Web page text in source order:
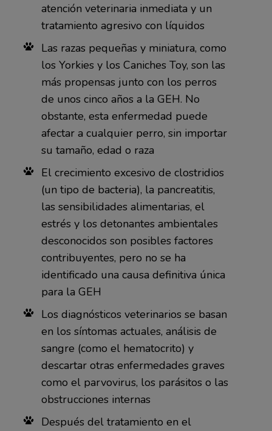
atención veterinaria inmediata y un
tratamiento agresivo con líquidos
Las razas pequeñas y miniatura, como
los Yorkies y los Caniches Toy, son las
más propensas junto con los perros
de unos cinco años a la GEH. No
obstante, esta enfermedad puede
afectar a cualquier perro, sin importar
su tamaño, edad o raza
El crecimiento excesivo de clostridios
(un tipo de bacteria), la pancreatitis,
las sensibilidades alimentarias, el
estrés y los detonantes ambientales
desconocidos son posibles factores
contribuyentes, pero no se ha
identificado una causa definitiva única
para la GEH
Los diagnósticos veterinarios se basan
en los síntomas actuales, análisis de
sangre (como el hematocrito) y
descartar otras enfermedades graves
como el parvovirus, los parásitos o las
obstrucciones internas
Después del tratamiento en el